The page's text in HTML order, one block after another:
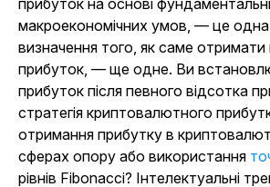
прибуток на основі
макроекономічних умов, — це одна
визначення того, як саме
прибуток, — ще одне. Ви
прибуток після певного відсотка
стратегія криптовалютного
отримання прибутку в
сферах опору або використання
рівнів Fibonacci? Інтелектуальні